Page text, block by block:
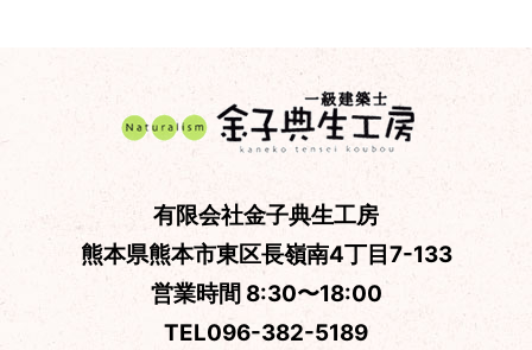
有限会社金子典生工房
熊本県熊本市東区長嶺南4丁目7-133
営業時間 8:30〜18:00
TEL096-382-5189